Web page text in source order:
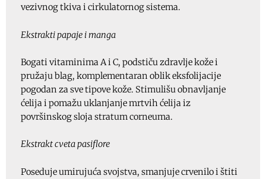
vezivnog tkiva i cirkulatornog sistema.
Ekstrakti papaje i manga
Bogati vitaminima A i C, podstiču zdravlje kože i
pružaju blag, komplementaran oblik eksfolijacije
pogodan za sve tipove kože. Stimulišu obnavljanje
ćelija i pomažu uklanjanje mrtvih ćelija iz
površinskog sloja stratum corneuma.
Ekstrakt cveta pasiflore
Poseduje umirujuća svojstva, smanjuje crvenilo i štiti